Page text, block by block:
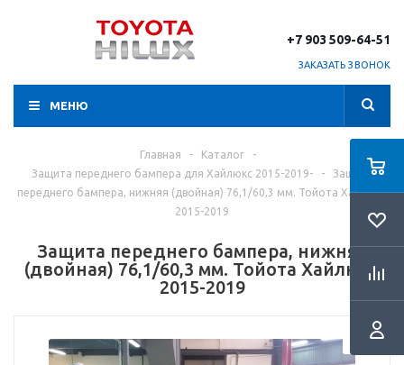
+7 903 509-64-51
ЗАКАЗАТЬ ЗВОНОК
МЕНЮ
Главная - Каталог
-
Защита переднего бампера для Хайлюкс 2015-2019-
-
Защита
переднего бампера, нижняя (двойная) 76,1/60,3 мм. Тойота Хайлюкс
2015-2019
Защита переднего бампера, нижняя
(двойная) 76,1/60,3 мм. Тойота Хайлюкс
2015-2019